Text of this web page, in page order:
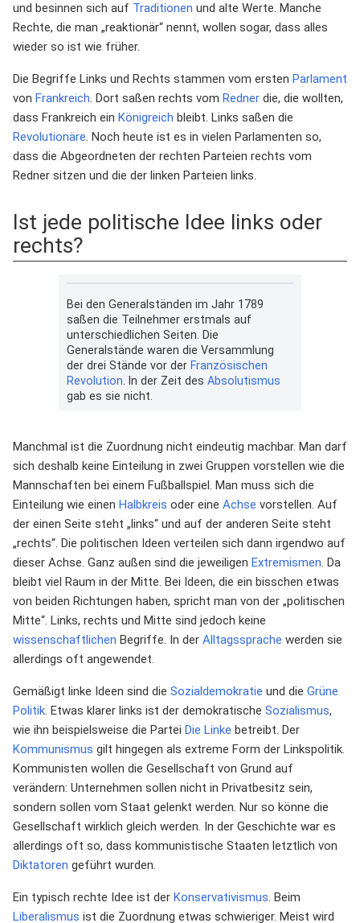
und besinnen sich auf Traditionen und alte Werte. Manche
Rechte, die man „reaktionär“ nennt, wollen sogar, dass alles
wieder so ist wie früher.
Die Begriffe Links und Rechts stammen vom ersten Parlament
von Frankreich. Dort saßen rechts vom Redner die, die wollten,
dass Frankreich ein Königreich bleibt. Links saßen die
Revolutionäre. Noch heute ist es in vielen Parlamenten so,
dass die Abgeordneten der rechten Parteien rechts vom
Redner sitzen und die der linken Parteien links.
Ist jede politische Idee links oder
rechts?
Bei den Generalständen im Jahr 1789
saßen die Teilnehmer erstmals auf
unterschiedlichen Seiten. Die
Generalstände waren die Versammlung
der drei Stände vor der Französischen
Revolution . In der Zeit des Absolutismus
gab es sie nicht.
Manchmal ist die Zuordnung nicht eindeutig machbar. Man darf
sich deshalb keine Einteilung in zwei Gruppen vorstellen wie die
Mannschaften bei einem Fußballspiel. Man muss sich die
Einteilung wie einen Halbkreis oder eine Achse vorstellen. Auf
der einen Seite steht „links“ und auf der anderen Seite steht
„rechts“. Die politischen Ideen verteilen sich dann irgendwo auf
dieser Achse. Ganz außen sind die jeweiligen Extremismen. Da
bleibt viel Raum in der Mitte. Bei Ideen, die ein bisschen etwas
von beiden Richtungen haben, spricht man von der „politischen
Mitte“. Links, rechts und Mitte sind jedoch keine
wissenschaftlichen Begriffe. In der Alltagssprache werden sie
allerdings oft angewendet.
Gemäßigt linke Ideen sind die Sozialdemokratie und die Grüne
Politik. Etwas klarer links ist der demokratische Sozialismus,
wie ihn beispielsweise die Partei Die Linke betreibt. Der
Kommunismus gilt hingegen als extreme Form der Linkspolitik.
Kommunisten wollen die Gesellschaft von Grund auf
verändern: Unternehmen sollen nicht in Privatbesitz sein,
sondern sollen vom Staat gelenkt werden. Nur so könne die
Gesellschaft wirklich gleich werden. In der Geschichte war es
allerdings oft so, dass kommunistische Staaten letztlich von
Diktatoren geführt wurden.
Ein typisch rechte Idee ist der Konservativismus. Beim
Liberalismus ist die Zuordnung etwas schwieriger. Meist wird